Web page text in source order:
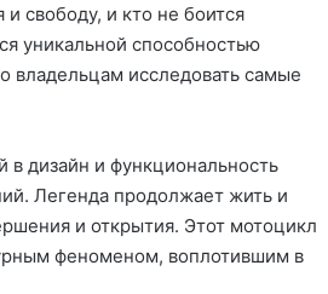
свободу, и кто не боится
уникальной способностью
владельцам исследовать самые
дизайн и функциональность
Легенда продолжает жить и
и открытия. Этот мотоцикл
феноменом, воплотившим в